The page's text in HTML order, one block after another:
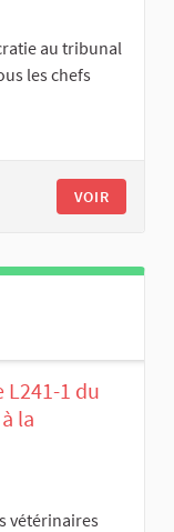
au tribunal
les chefs
VOIR
1 du
la
vétérinaires